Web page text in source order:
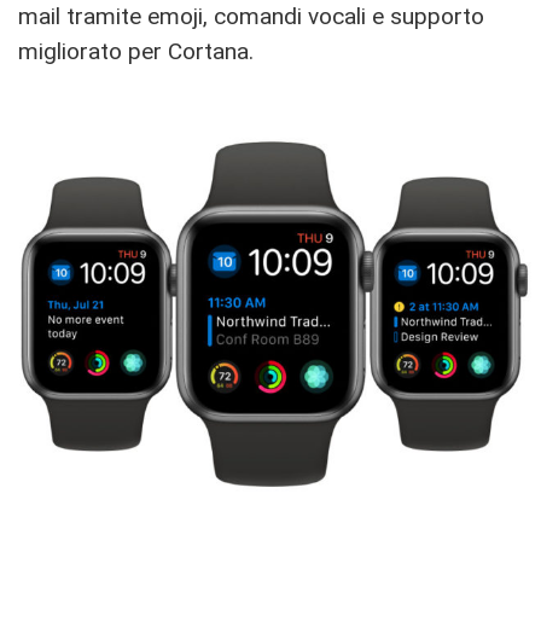
mail tramite emoji, comandi vocali e supporto
migliorato per Cortana.